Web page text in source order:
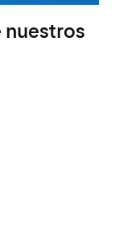
nuestros